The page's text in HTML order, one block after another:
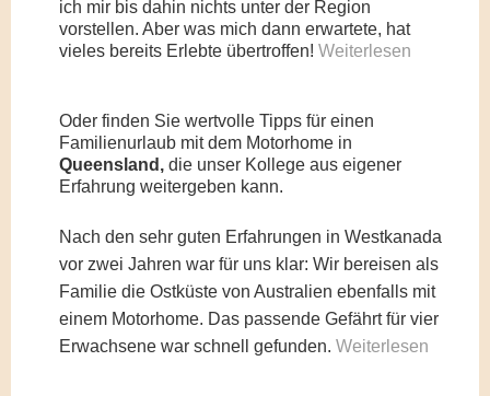
ich mir bis dahin nichts unter der Region
vorstellen. Aber was mich dann erwartete, hat
vieles bereits Erlebte übertroffen! Weiterlesen
Oder finden Sie wertvolle Tipps für einen
Familienurlaub mit dem Motorhome in
Queensland,die unser Kollege aus eigener
Erfahrung weitergeben kann.
Nach den sehr guten Erfahrungen in Westkanada
vor zwei Jahren war für uns klar: Wir bereisen als
Familie die Ostküste von Australien ebenfalls mit
einem Motorhome. Das passende Gefährt für vier
Erwachsene war schnell gefunden.Weiterlesen